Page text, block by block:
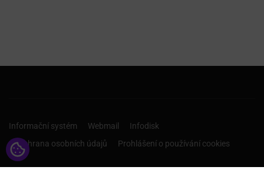
Informační systém Webmail
Infodisk
Ochrana osobních údajů
Prohlášení o používání cookies